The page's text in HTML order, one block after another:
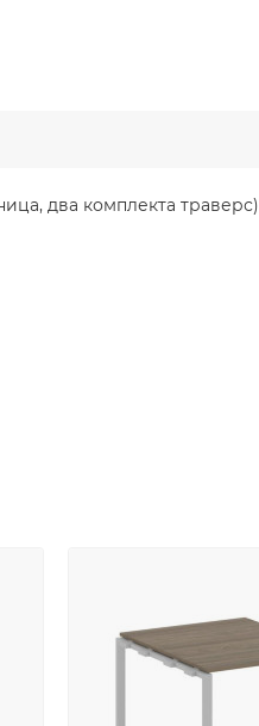
два комплекта траверс)